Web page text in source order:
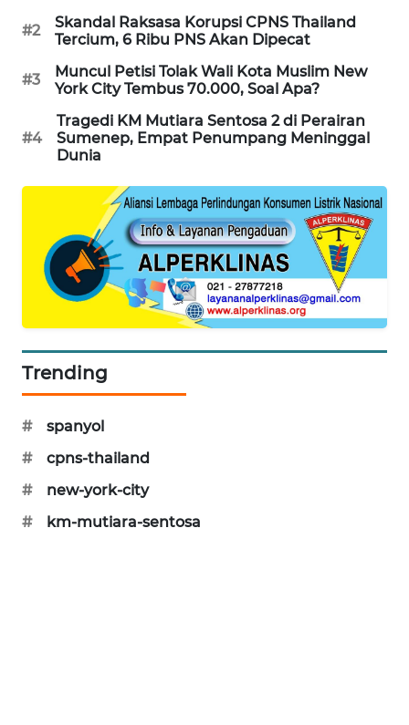
#2
Skandal Raksasa Korupsi CPNS Thailand
Tercium, 6 Ribu PNS Akan Dipecat
#3
Muncul Petisi Tolak Wali Kota Muslim New
York City Tembus 70.000, Soal Apa?
#4
Tragedi KM Mutiara Sentosa 2 di Perairan
Sumenep, Empat Penumpang Meninggal
Dunia
Trending
#
spanyol
#
cpns-thailand
#
new-york-city
#
km-mutiara-sentosa
NET
PLN
WATCH
MKLI
LPKKI
LKKI
KOPEKLIN
KONSUMEN
ALPERKLINAS
FORJASIDA